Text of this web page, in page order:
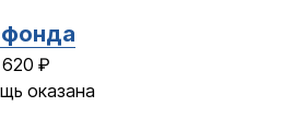
₽
оказана